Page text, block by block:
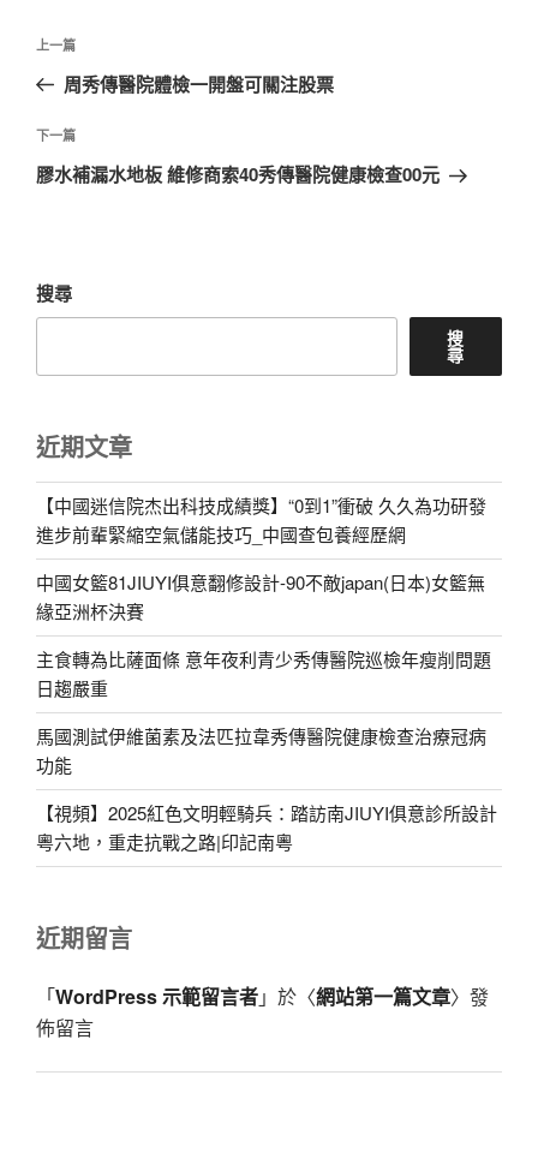
文
導
覽
上
一
文
章
上一篇
周秀傳醫院體檢一開盤可關注股票
下
一
下一篇
膠水補漏水地板 維修商索40秀傳醫院健康檢查00元
搜尋
搜
尋
近期文章
【中國迷信院杰出科技成績獎】“0到1”衝破 久久為功研發
進步前輩緊縮空氣儲能技巧_中國查包養經歷網
中國女籃81JIUYI俱意翻修設計-90不敵japan(日本)女籃無
緣亞洲杯決賽
主食轉為比薩面條 意年夜利青少秀傳醫院巡檢年瘦削問題
日趨嚴重
馬國測試伊維菌素及法匹拉韋秀傳醫院健康檢查治療冠病
功能
【視頻】2025紅色文明輕騎兵：踏訪南JIUYI俱意診所設計
粵六地，重走抗戰之路|印記南粵
近期留言
「WordPress 示範留言者」於〈網站第一篇文章〉發
佈留言